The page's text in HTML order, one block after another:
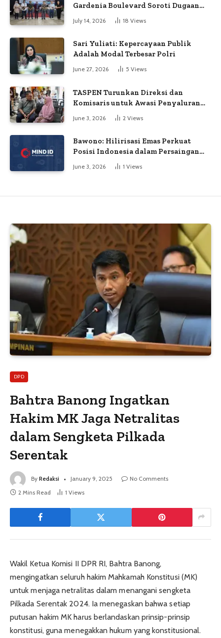
Gardenia Boulevard Soroti Dugaan
Kejanggalan Voting
July 14, 2026 18 Views
Sari Yuliati: Kepercayaan Publik
Adalah Modal Terbesar Polri
June 27, 2026 5 Views
TASPEN Turunkan Direksi dan
Komisaris untuk Awasi Penyaluran
June 3, 2026 2 Views
Bawono: Hilirisasi Emas Perkuat
Posisi Indonesia dalam Persaingan
Industri Global
June 3, 2026 1 Views
DPD
Bahtra Banong Ingatkan
Hakim MK Jaga Netralitas
dalam Sengketa Pilkada
Serentak
By Redaksi January 9, 2025
No Comments
2 Mins Read
1 Views
Wakil Ketua Komisi II DPR RI, Bahtra Banong,
mengingatkan seluruh hakim Mahkamah Konstitusi (MK)
untuk menjaga netralitas dalam menangani sengketa
Pilkada Serentak 2024. Ia menegaskan bahwa setiap
putusan hakim MK harus berlandaskan prinsip-prinsip
konstitusi, guna menegakkan hukum yang konstitusional.